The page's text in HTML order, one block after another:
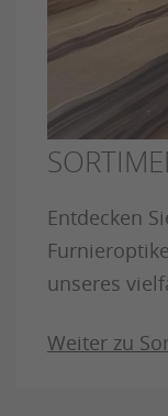
Entdecken
unseres
Weiter zu